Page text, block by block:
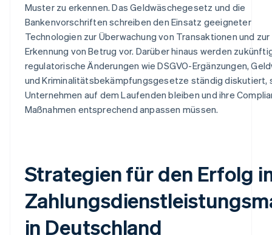
Muster zu erkennen. Das Geldwäschegesetz und die
Bankenvorschriften schreiben den Einsatz geeigneter
Technologien zur Überwachung von Transaktionen und zur
Erkennung von Betrug vor. Darüber hinaus werden
regulatorische Änderungen wie DSGVO-Ergänzungen,
und Kriminalitätsbekämpfungsgesetze ständig diskutiert,
Unternehmen auf dem Laufenden bleiben und ihre
Maßnahmen entsprechend anpassen müssen.
Strategien für den Erfolg
in Deutschland